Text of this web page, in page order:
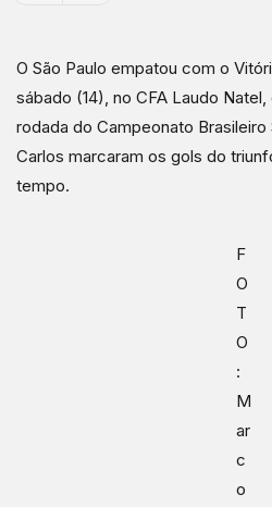
O São Paulo empatou com o
sábado (14), no CFA Laudo Natel,
rodada do Campeonato
Carlos marcaram os gols do
tempo.
F
O
T
O
:
M
ar
c
o